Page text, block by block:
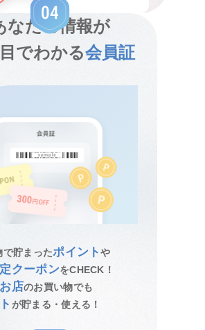
なたの情報が
でわかる会員証
で貯まったポイントや
クーポンをCHECK！
店のお買い物でも
が貯まる・使える！